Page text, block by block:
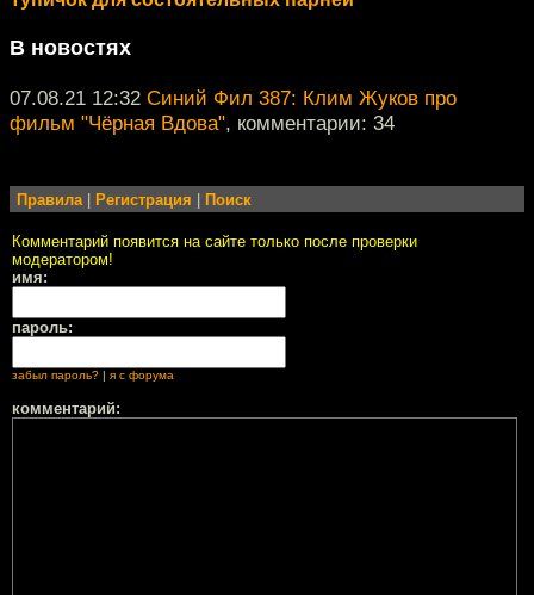
В новостях
07.08.21 12:32 Синий Фил 387: Клим Жуков про
фильм "Чёрная Вдова", комментарии: 34
Правила| Регистрация Поиск
Комментарий появится на сайте только после проверки
модератором!
имя:
пароль:
забыл пароль? я с форума
комментарий: